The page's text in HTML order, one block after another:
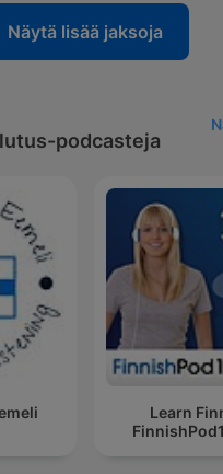
Näytä lisää jaksoja
podcasteja
Learn